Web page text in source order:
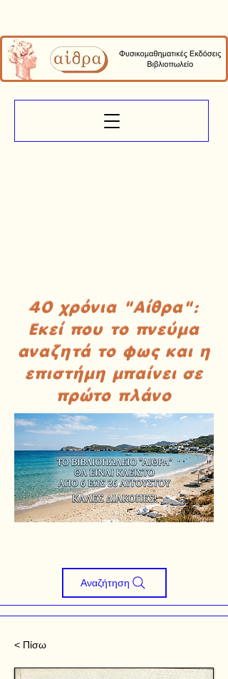
40 χρόνια "Αίθρα":
Εκεί που το πνεύμα
αναζητά το φως και η
επιστήμη μπαίνει σε
πρώτο πλάνο
Αναζήτηση
< Πίσω